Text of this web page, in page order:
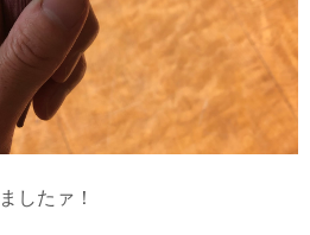
したァ！